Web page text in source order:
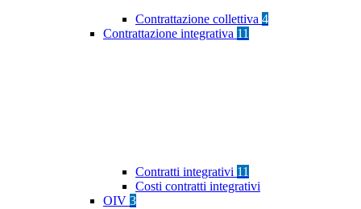
Contrattazione collettiva 4
Contrattazione integrativa 11
Contratti integrativi 11
Costi contratti integrativi
OIV 3